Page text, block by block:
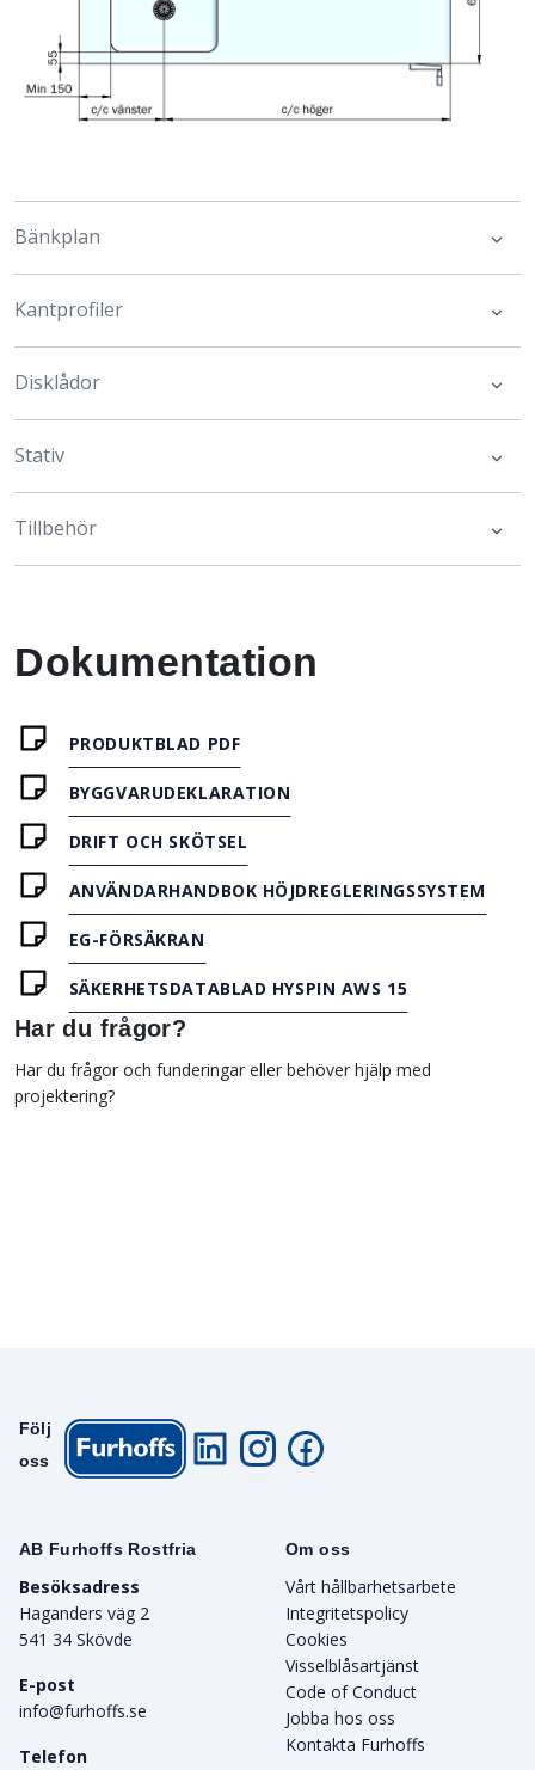
Bänkplan
Kantprofiler
Disklådor
Stativ
Tillbehör
Dokumentation
PRODUKTBLAD PDF
BYGGVARUDEKLARATION
DRIFT OCH SKÖTSEL
ANVÄNDARHANDBOK HÖJDREGLERINGSSYSTEM
EG-FÖRSÄKRAN
SÄKERHETSDATABLAD HYSPIN AWS 15
Har du frågor?
Har du frågor och funderingar eller behöver hjälp med
projektering?
AB Furhoffs Rostfria
Besöksadress
Haganders väg 2
541 34 Skövde
E-post
info@furhoffs.se
Telefon
Om oss
Vårt hållbarhetsarbete
Integritetspolicy
Cookies
Visselblåsartjänst
Code of Conduct
Jobba hos oss
Kontakta Furhoffs
Följ
oss